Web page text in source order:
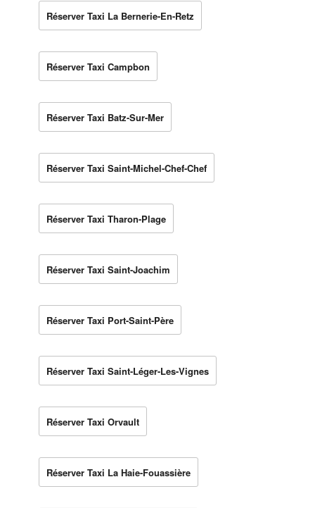
Réserver Taxi La Bernerie-En-Retz
Réserver Taxi Campbon
Réserver Taxi Batz-Sur-Mer
Réserver Taxi Saint-Michel-Chef-Chef
Réserver Taxi Tharon-Plage
Réserver Taxi Saint-Joachim
Réserver Taxi Port-Saint-Père
Réserver Taxi Saint-Léger-Les-Vignes
Réserver Taxi Orvault
Réserver Taxi La Haie-Fouassière